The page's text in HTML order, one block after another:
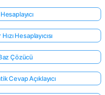
Hesaplayıcısı
Çözücü
Cevap Açıklayıcı